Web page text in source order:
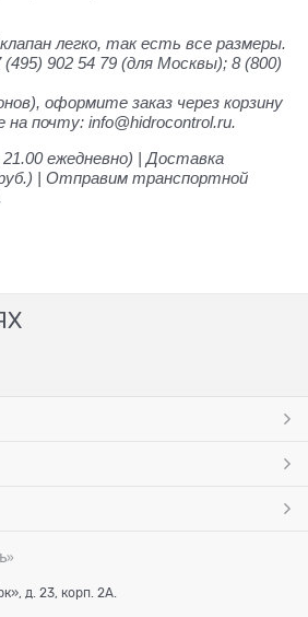
легко, так есть все размеры.
902 54 79 (для Москвы); 8 (800)
оформите заказ через корзину
почту: info@hidrocontrol.ru.
ежедневно) | Доставка
| Отправим транспортной
»
д. 23, корп. 2А.